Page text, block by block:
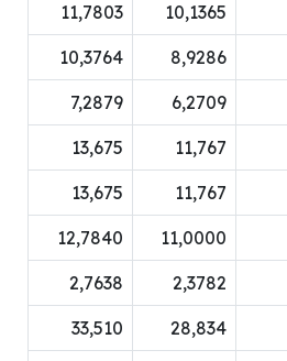
10,1365
11,7803
8,9286
10,3764
6,2709
7,2879
11,767
13,675
11,767
13,675
11,0000
12,7840
2,3782
2,7638
28,834
33,510